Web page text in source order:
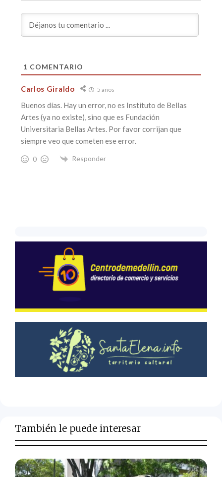
1 COMENTARIO
Carlos Giraldo 5 años
Buenos días. Hay un error, no es Instituto de Bellas
Artes (ya no existe), sino que es Fundación
Universitaria Bellas Artes. Por favor corrijan que
siempre veo que cometen ese error.
0 Responder
También le puede interesar